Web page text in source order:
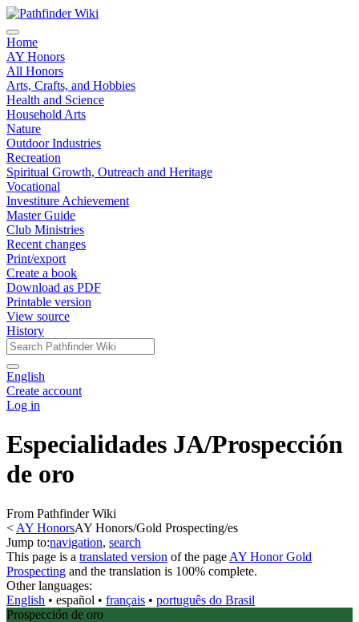
Home
AY Honors
All Honors
Arts, Crafts, and Hobbies
Health and Science
Household Arts
Nature
Outdoor Industries
Recreation
Spiritual Growth, Outreach and Heritage
Vocational
Investiture Achievement
Master Guide
Club Ministries
Recent changes
Print/export
Create a book
Download as PDF
Printable version
View source
History
English
Create account
Log in
Especialidades JA/Prospección
de oro
From Pathfinder Wiki
< AY HonorsAY Honors/Gold Prospecting/es
Jump to:navigation, search
This page is a translated version of the page AY Honor Gold
Prospecting and the translation is 100% complete.
Other languages:
English • ‎ español • ‎ français • ‎ português do Brasil
Prospección de oro